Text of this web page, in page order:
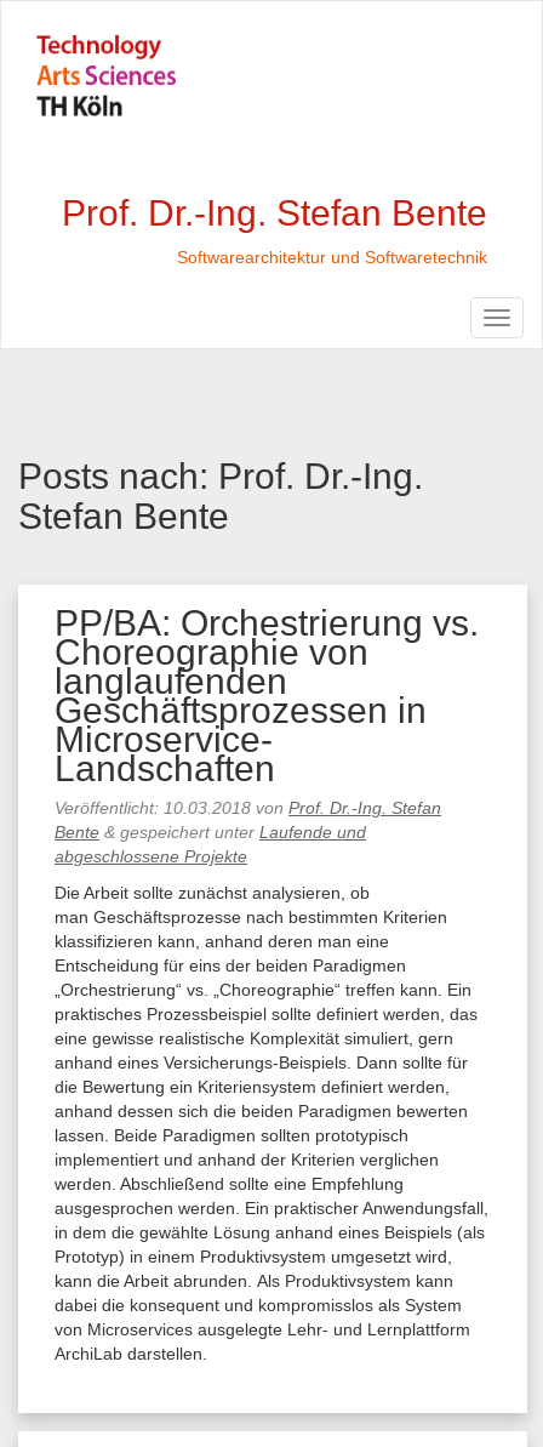
Prof. Dr.-Ing. Stefan Bente
Softwarearchitektur und Softwaretechnik
Posts nach: Prof. Dr.-Ing.
Stefan Bente
PP/BA: Orchestrierung vs.
Choreographie von
langlaufenden
Geschäftsprozessen in
Microservice-
Landschaften
Veröffentlicht: 10.03.2018 von Prof. Dr.-Ing. Stefan
Bente & gespeichert unter Laufende und
abgeschlossene Projekte
Die Arbeit sollte zunächst analysieren, ob
man Geschäftsprozesse nach bestimmten Kriterien
klassifizieren kann, anhand deren man eine
Entscheidung für eins der beiden Paradigmen
„Orchestrierung“ vs. „Choreographie“ treffen kann. Ein
praktisches Prozessbeispiel sollte definiert werden, das
eine gewisse realistische Komplexität simuliert, gern
anhand eines Versicherungs-Beispiels. Dann sollte für
die Bewertung ein Kriteriensystem definiert werden,
anhand dessen sich die beiden Paradigmen bewerten
lassen. Beide Paradigmen sollten prototypisch
implementiert und anhand der Kriterien verglichen
werden. Abschließend sollte eine Empfehlung
ausgesprochen werden. Ein praktischer Anwendungsfall,
in dem die gewählte Lösung anhand eines Beispiels (als
Prototyp) in einem Produktivsystem umgesetzt wird,
kann die Arbeit abrunden. Als Produktivsystem kann
dabei die konsequent und kompromisslos als System
von Microservices ausgelegte Lehr- und Lernplattform
ArchiLab darstellen.